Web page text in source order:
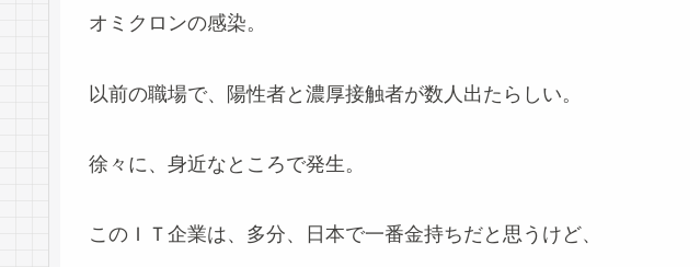
オミクロンの感染。
以前の職場で、陽性者と濃厚接触者が数人出たらしい。
徐々に、身近なところで発生。
このＩＴ企業は、多分、日本で一番金持ちだと思うけど、